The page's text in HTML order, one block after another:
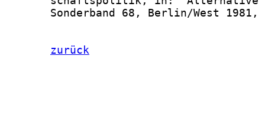
zurück